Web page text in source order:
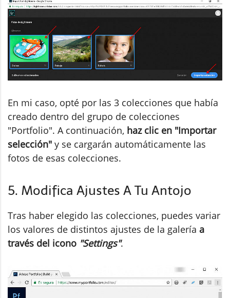
En mi caso, opté por las 3 colecciones que había
creado dentro del grupo de colecciones
"Portfolio". A continuación, haz clic en "Importar
selección" y se cargarán automáticamente las
fotos de esas colecciones.
5. Modifica Ajustes A Tu Antojo
Tras haber elegido las colecciones, puedes variar
los valores de distintos ajustes de la galería a
través del icono "Settings".